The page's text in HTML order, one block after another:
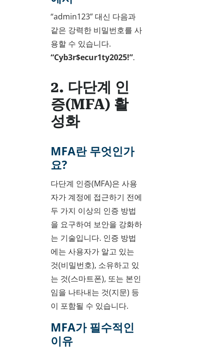
“admin123” 대신 다음과
같은 강력한 비밀번호를 사
용할 수 있습니다.
“Cyb3r$ecur1ty2025!”.
2. 다단계 인
증(MFA) 활
성화
MFA란 무엇인가
요?
다단계 인증(MFA)은 사용
자가 계정에 접근하기 전에
두 가지 이상의 인증 방법
을 요구하여 보안을 강화하
는 기술입니다. 인증 방법
에는 사용자가 알고 있는
것(비밀번호), 소유하고 있
는 것(스마트폰), 또는 본인
임을 나타내는 것(지문) 등
이 포함될 수 있습니다.
MFA가 필수적인
이유